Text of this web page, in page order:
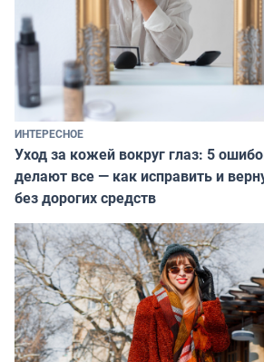
ИНТЕРЕСНОЕ
Уход за кожей вокруг глаз: 5
делают все — как исправить и
без дорогих средств